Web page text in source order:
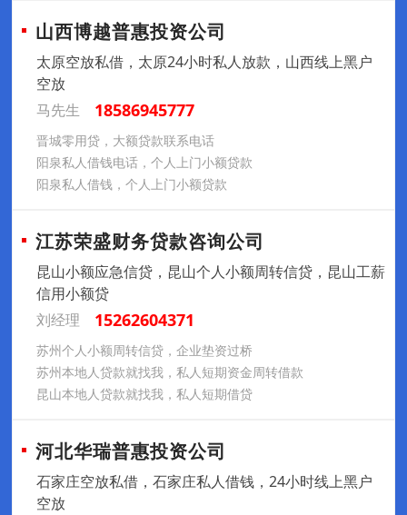
山西博越普惠投资公司
太原空放私借，太原24小时私人放款，山西线上黑户
空放
马先生
18586945777
晋城零用贷，大额贷款联系电话
阳泉私人借钱电话，个人上门小额贷款
阳泉私人借钱，个人上门小额贷款
江苏荣盛财务贷款咨询公司
昆山小额应急信贷，昆山个人小额周转信贷，昆山工薪
信用小额贷
刘经理
15262604371
苏州个人小额周转信贷，企业垫资过桥
苏州本地人贷款就找我，私人短期资金周转借款
昆山本地人贷款就找我，私人短期借贷
河北华瑞普惠投资公司
石家庄空放私借，石家庄私人借钱，24小时线上黑户
空放